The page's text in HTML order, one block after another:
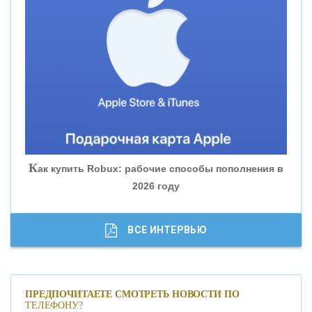
«ВНЕШПРОМБАНК»
«БАНК ГЛОБЭКС»
«СОВКОМБАНК»
«ГАЗПРОМБАНК»
«МОСКОВСКИЙ КРЕДИТНЫЙ БАНК»
Как купить Robux: рабочие способы пополнения в
2026 году
ВСЕ ИНТЕРВЬЮ
ПРЕДПОЧИТАЕТЕ СМОТРЕТЬ НОВОСТИ ПО
ТЕЛЕФОНУ?